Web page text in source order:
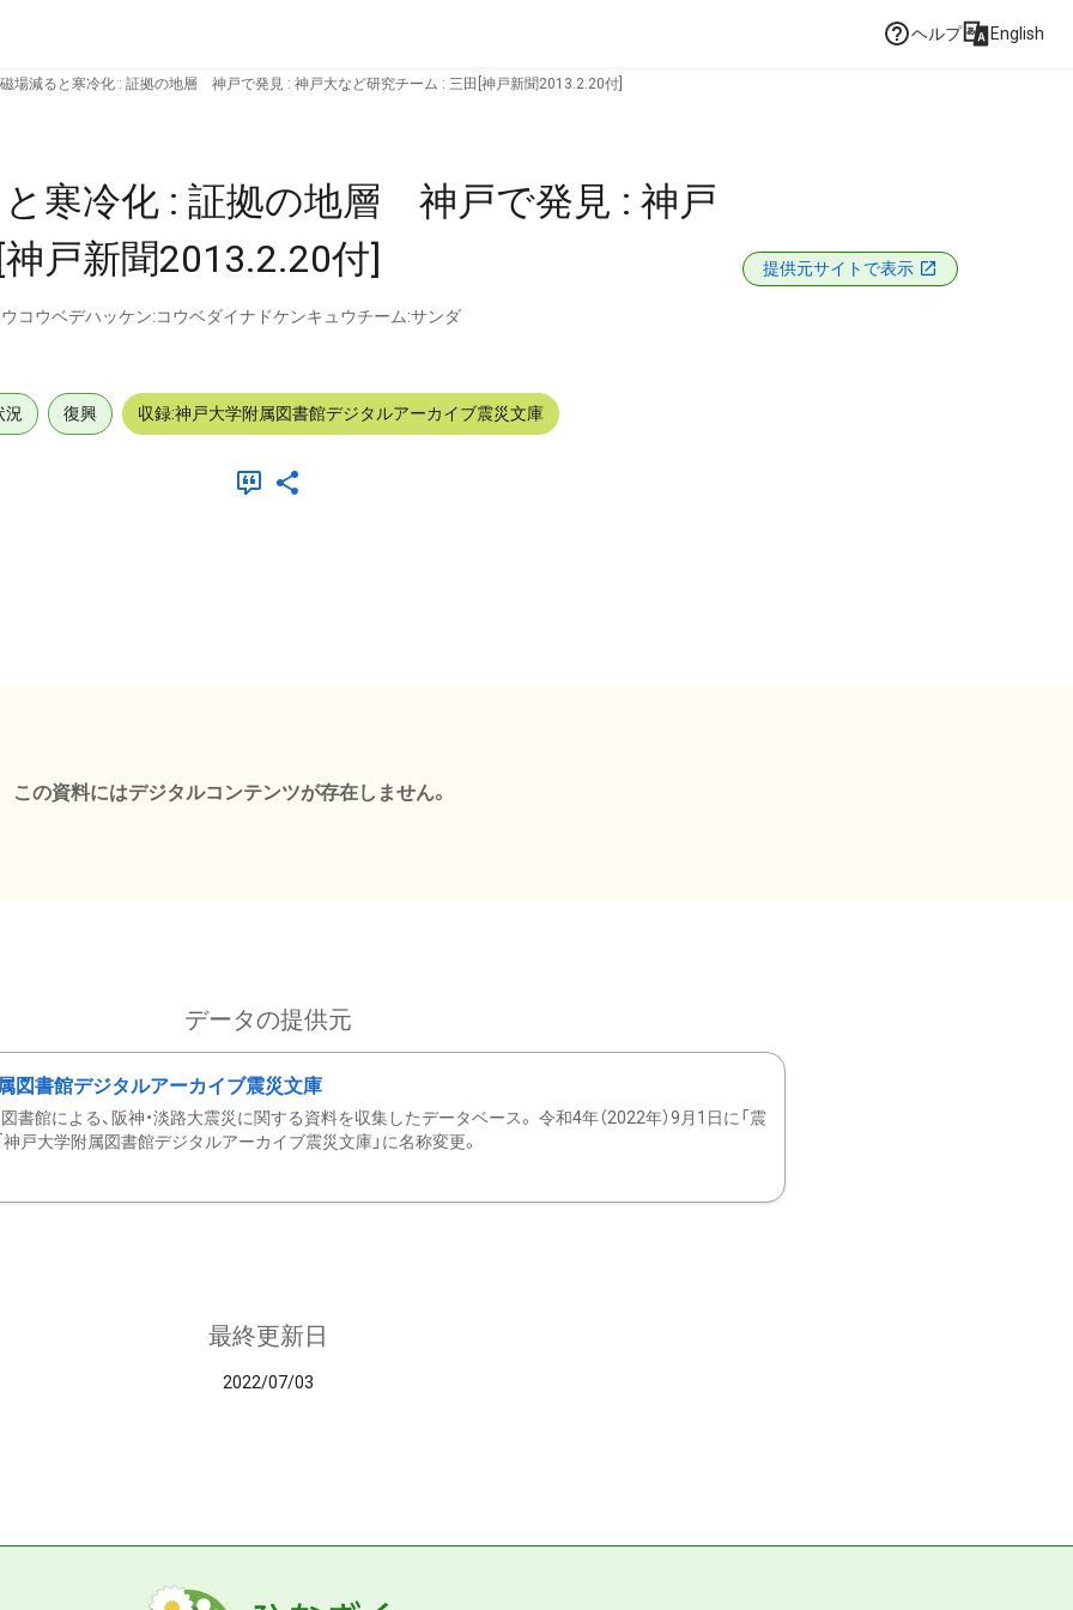
ヘルプ English
場減ると寒冷化 : 証拠の地層 神戸で発見 : 神戸大など研究チーム : 三田[神戸新聞2013.2.20付]
寒冷化 : 証拠の地層 神戸で発見 : 神戸
戸新聞2013.2.20付]
コウベデハッケン:コウベダイナドケンキュウチーム:サンダ
提供元サイトで表示
況 復興 収録:神戸大学附属図書館デジタルアーカイブ震災文庫
この資料にはデジタルコンテンツが存在しません。
データの提供元
図書館デジタルアーカイブ震災文庫
書館による、阪神・淡路大震災に関する資料を収集したデータベース。 令和4年（2022年）9月1日に「震
神戸大学附属図書館デジタルアーカイブ震災文庫」に名称変更。
最終更新日
2022/07/03